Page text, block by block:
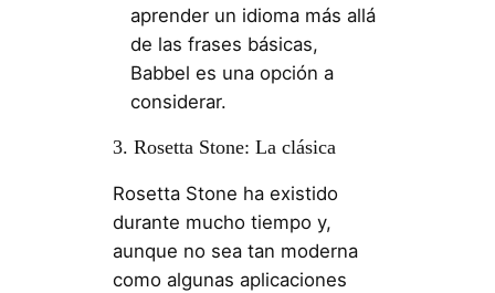
aprender un idioma más allá
de las frases básicas,
Babbel es una opción a
considerar.
3. Rosetta Stone: La clásica
Rosetta Stone ha existido
durante mucho tiempo y,
aunque no sea tan moderna
como algunas aplicaciones